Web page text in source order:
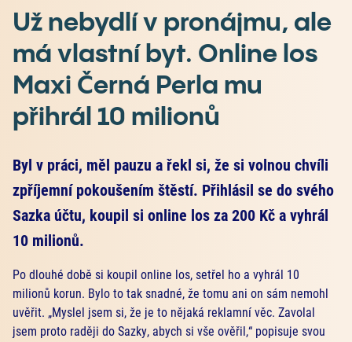
Už nebydlí v pronájmu, ale
má vlastní byt. Online los
Maxi Černá Perla mu
přihrál 10 milionů
Byl v práci, měl pauzu a řekl si, že si volnou chvíli
zpříjemní pokoušením štěstí. Přihlásil se do svého
Sazka účtu, koupil si online los za 200 Kč a vyhrál
10 milionů.
Po dlouhé době si koupil online los, setřel ho a vyhrál 10
milionů korun. Bylo to tak snadné, že tomu ani on sám nemohl
uvěřit. „Myslel jsem si, že je to nějaká reklamní věc. Zavolal
jsem proto raději do Sazky, abych si vše ověřil,“ popisuje svou